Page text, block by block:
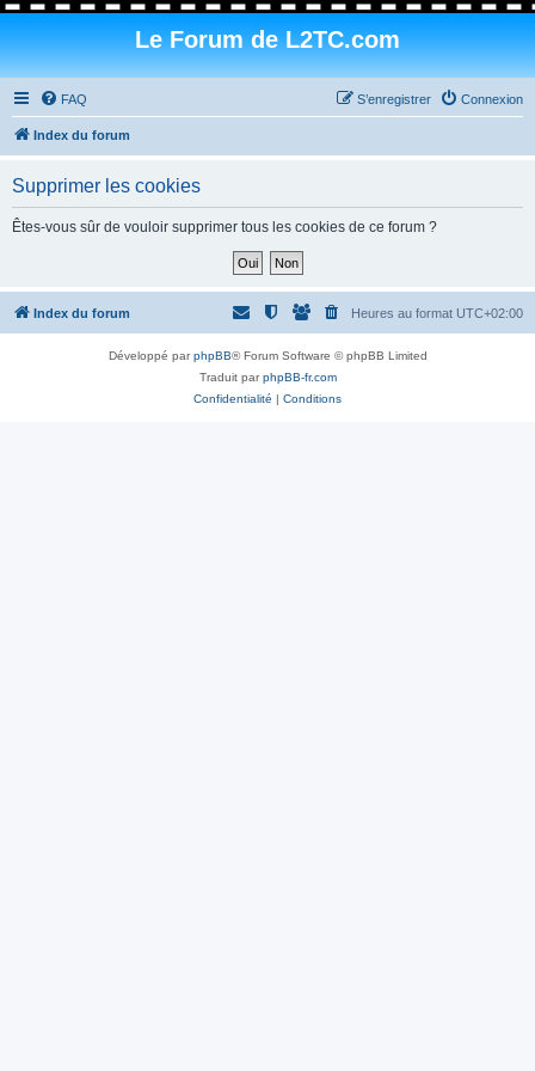
Le Forum de L2TC.com
FAQ Connexion
S’enregistrer
Index du forum
Supprimer les cookies
Êtes-vous sûr de vouloir supprimer tous les cookies de ce forum ?
Index du forum Heures au format UTC+02:00
Développé parphpBB® Forum Software © phpBB Limited
Traduit parphpBB-fr.com
Confidentialité | Conditions